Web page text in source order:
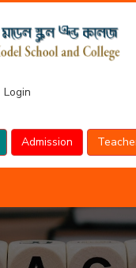
Login
Admission